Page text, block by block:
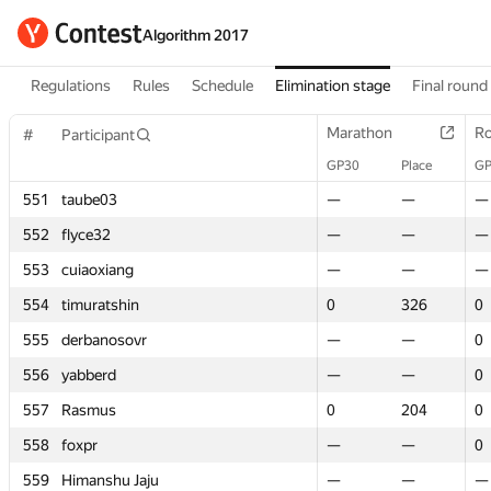
Algorithm 2017
Regulations Rules Schedule Elimination stage Final round
# Participant Marathon
GP30 Place
551 taube03 — —
—
552
flyce32 — —
—
553
cuiaoxiang — —
—
554
timuratshin 0 326
0
555
derbanosovr — —
0
556
yabberd — —
0
557
Rasmus 0 204
0
558
foxpr — —
0
559
Himanshu Jaju — —
—
# Participant Marathon
GP30 Place
551 taube03 — —
—
552
flyce32 — —
—
553
cuiaoxiang — —
—
554
timuratshin 0 326
0
555
derbanosovr — —
0
556
yabberd — —
0
557
Rasmus 0 204
0
558
foxpr — —
0
559
Himanshu Jaju — —
—